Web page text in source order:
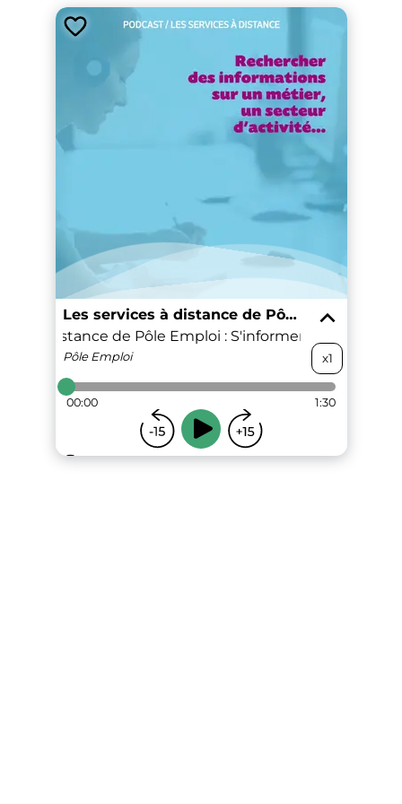
Les services à distance de Pôle Emploi
à distance de Pôle Emploi : S'informer sur le
Pôle Emploi x1
00:00 1:30
...